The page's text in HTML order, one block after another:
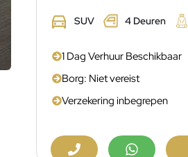
SUV 4 Deuren
1 Dag Verhuur Beschikbaar
Borg: Niet vereist
Verzekering inbegrepen